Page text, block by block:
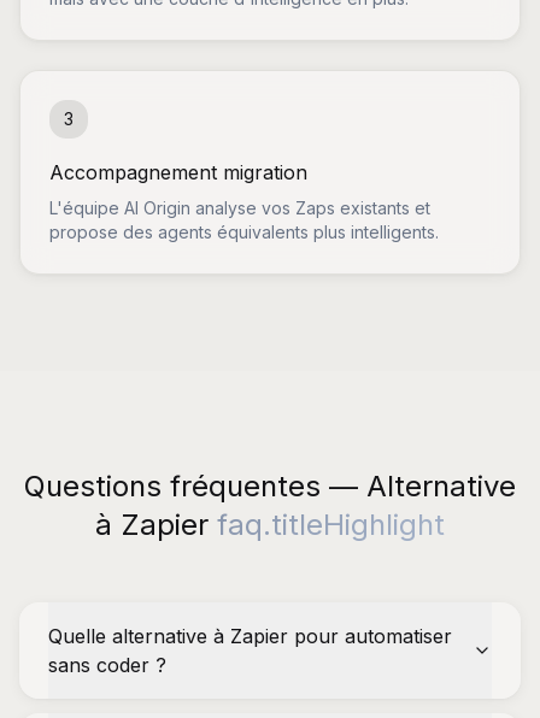
3
Accompagnement migration
L'équipe AI Origin analyse vos Zaps existants et
propose des agents équivalents plus intelligents.
Questions fréquentes — Alternative
à Zapier faq.titleHighlight
Quelle alternative à Zapier pour automatiser
sans coder ?